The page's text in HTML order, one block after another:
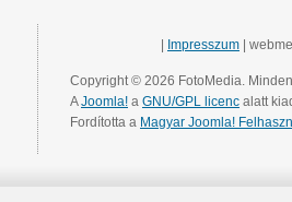
Impresszum |
Copyright © 2026 FotoMedia.
AJoomla! a GNU/GPL licenc alatt
Fordította a Magyar Joomla!